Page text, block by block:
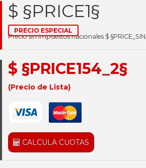
$ §PRICE1§
PRECIO ESPECIAL
Precio sin impuestos nacionales $
$ §PRICE154_2§
(Precio de Lista)
CALCULA CUOTAS